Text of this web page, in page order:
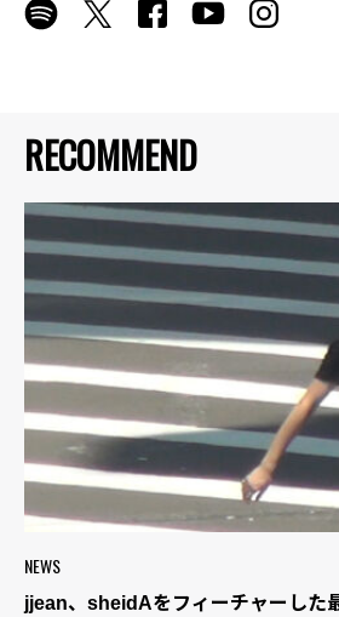
RECOMMEND
NEWS
jjean、sheidAをフィーチャーした